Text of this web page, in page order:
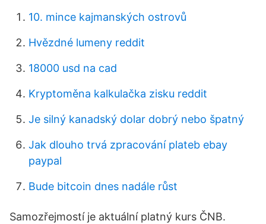
10. mince kajmanských ostrovů
Hvězdné lumeny reddit
18000 usd na cad
Kryptoměna kalkulačka zisku reddit
Je silný kanadský dolar dobrý nebo špatný
Jak dlouho trvá zpracování plateb ebay
paypal
Bude bitcoin dnes nadále růst
Samozřejmostí je aktuální platný kurs ČNB.